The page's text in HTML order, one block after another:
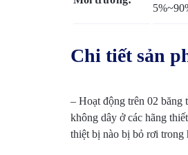
Chi tiết sản
– Hoạt động trên 02
không dây ở các hãng
thiệt bị nào bị bỏ rơi trong